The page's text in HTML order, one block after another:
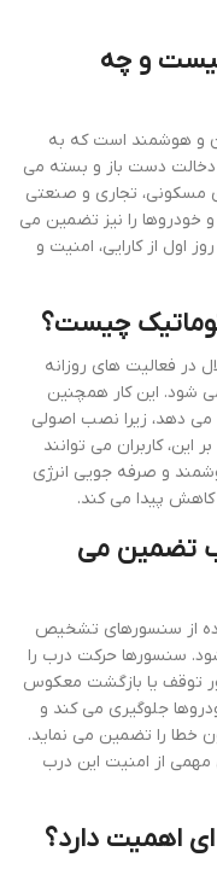
و چه
و هوشمند است که به
دست باز و بسته می
مسکونی، تجاری و صنعتی
و خودروها را نیز تضمین می
اول از کارایی، امنیت و
چیست؟
در فعالیت های روزانه
شود. این کار همچنین
می دهد، زیرا نصب اصولی
این، کاربران می توانند
و صرفه جویی انرژی
کاهش پیدا می کند.
تضمین می
از سنسورهای تشخیص
سنسورها حرکت درب را
توقف یا بازگشت معکوس
جلوگیری می کند و
خطا را تضمین می نماید.
از امنیت این درب
اهمیت دارد؟